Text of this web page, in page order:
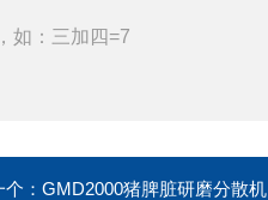
如：三加四=7
： GMD2000猪脾脏研磨分散机